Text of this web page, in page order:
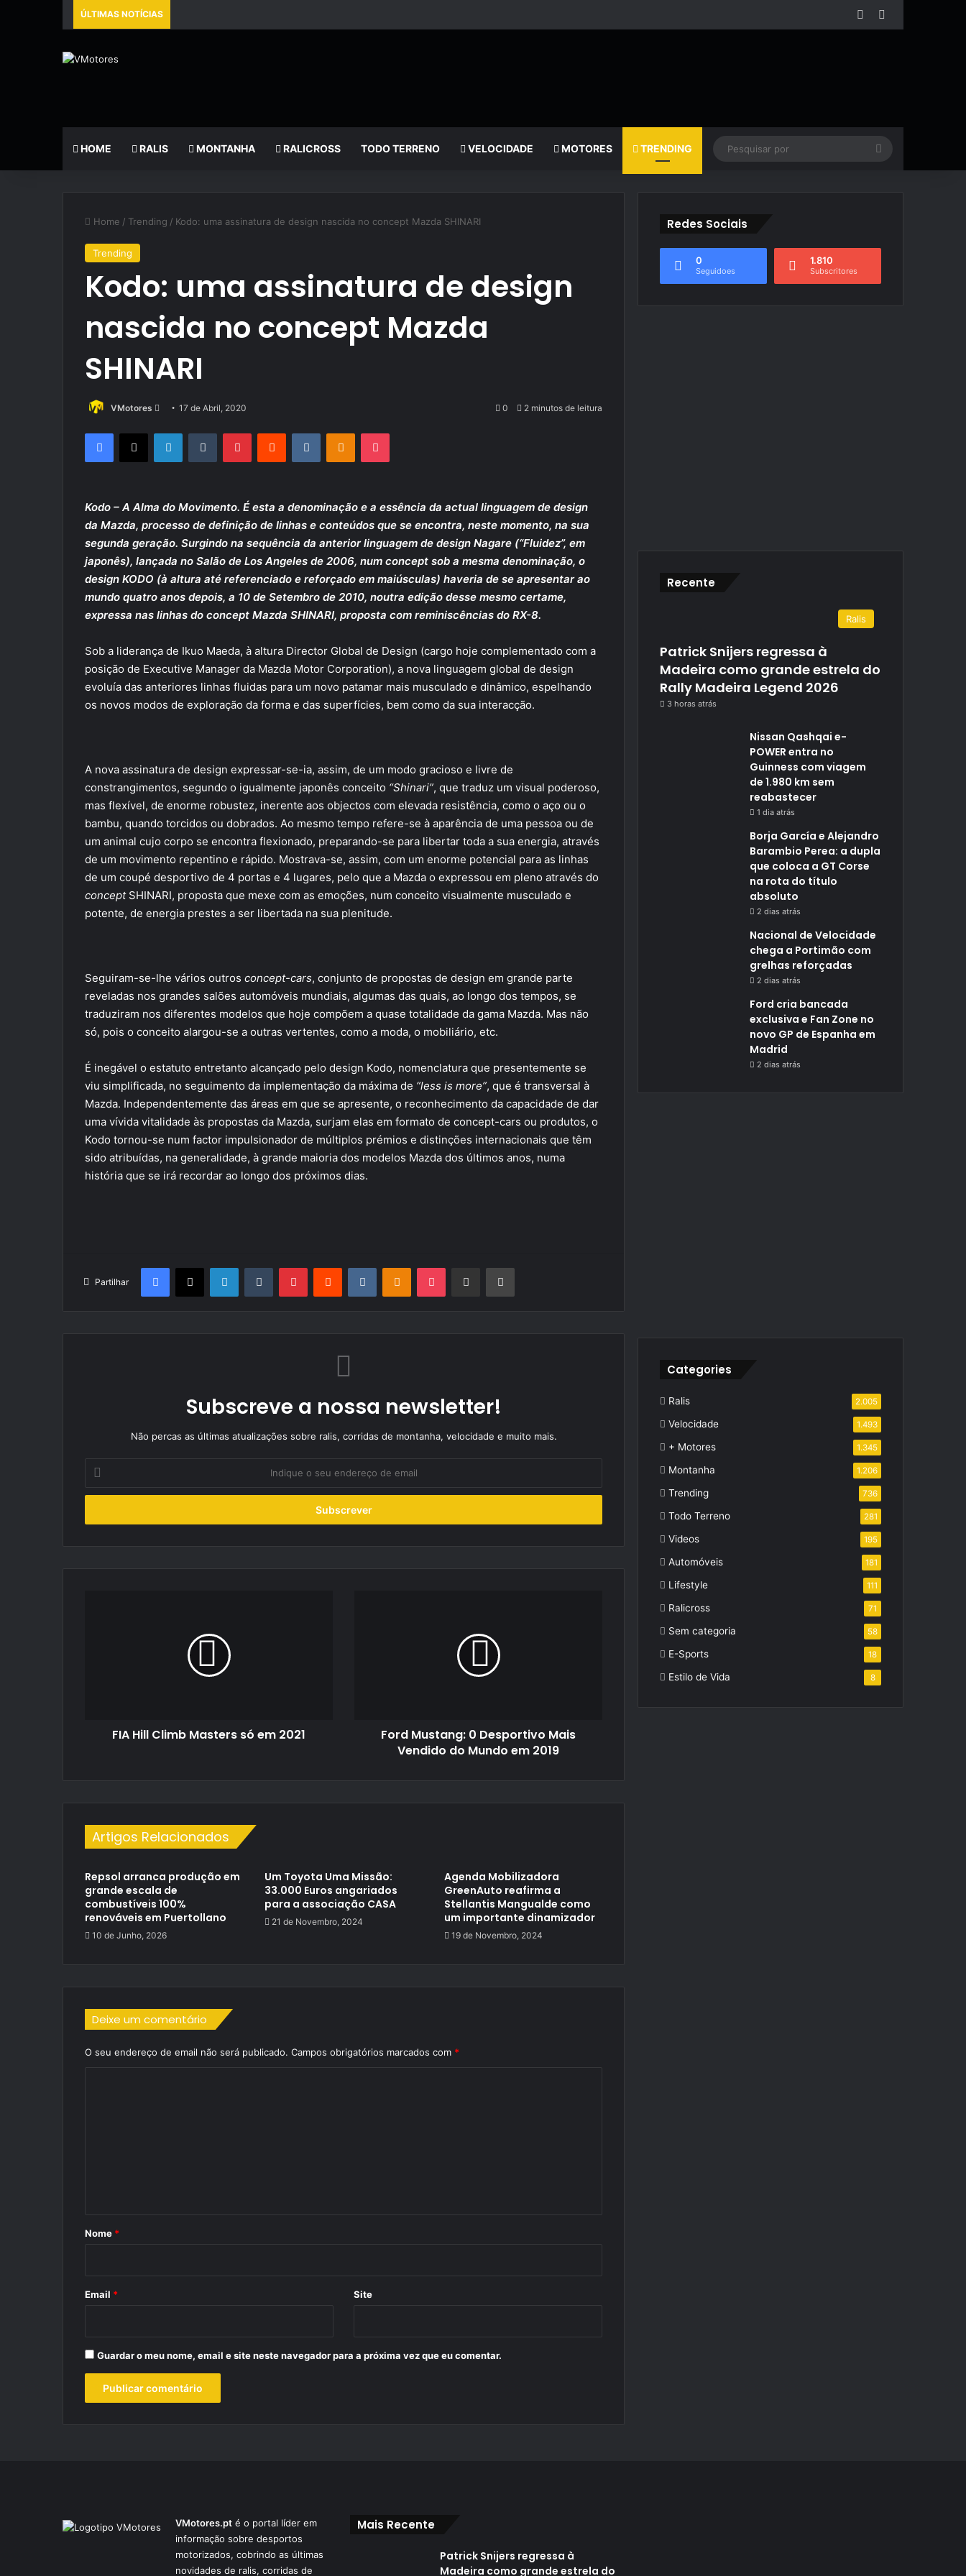
ÚLTIMAS NOTÍCIAS Facebook
HOME RALIS MONTANHA RALICROSS TODO TERRENO VELOCIDADE MOTORES TRENDING
Pesquisar
Home / Trending / Kodo: uma assinatura de design nascida no concept Mazda SHINARI
Trending
Kodo: uma assinatura de design
nascida no concept Mazda
SHINARI
VMotores
Send
email
17 de Abril, 2020 0 2 minutos de leitura
Facebook
X LinkedInTumblr PinterestReddit VKontakteOdnoklassniki
Pocket
Kodo – A Alma do Movimento. É esta a denominação e a essência da actual linguagem de design
da Mazda, processo de definição de linhas e conteúdos que se encontra, neste momento, na sua
segunda geração. Surgindo na sequência da anterior linguagem de design Nagare (“Fluidez”, em
japonês), lançada no Salão de Los Angeles de 2006, num concept sob a mesma denominação, o
design KODO (à altura até referenciado e reforçado em maiúsculas) haveria de se apresentar ao
mundo quatro anos depois, a 10 de Setembro de 2010, noutra edição desse mesmo certame,
expressa nas linhas do concept Mazda SHINARI, proposta com reminiscências do RX-8.
Sob a liderança de Ikuo Maeda, à altura Director Global de Design (cargo hoje complementado com a
posição de Executive Manager da Mazda Motor Corporation), a nova linguagem global de design
evoluía das anteriores linhas fluidas para um novo patamar mais musculado e dinâmico, espelhando
os novos modos de exploração da forma e das superfícies, bem como da sua interacção.
A nova assinatura de design expressar-se-ia, assim, de um modo gracioso e livre de
constrangimentos, segundo o igualmente japonês conceito “Shinari”, que traduz um visual poderoso,
mas flexível, de enorme robustez, inerente aos objectos com elevada resistência, como o aço ou o
bambu, quando torcidos ou dobrados. Ao mesmo tempo refere-se à aparência de uma pessoa ou de
um animal cujo corpo se encontra flexionado, preparando-se para libertar toda a sua energia, através
de um movimento repentino e rápido. Mostrava-se, assim, com um enorme potencial para as linhas
de um coupé desportivo de 4 portas e 4 lugares, pelo que a Mazda o expressou em pleno através do
conceptSHINARI, proposta que mexe com as emoções, num conceito visualmente musculado e
potente, de energia prestes a ser libertada na sua plenitude.
Seguiram-se-lhe vários outros concept-cars, conjunto de propostas de design em grande parte
reveladas nos grandes salões automóveis mundiais, algumas das quais, ao longo dos tempos, se
traduziram nos diferentes modelos que hoje compõem a quase totalidade da gama Mazda. Mas não
só, pois o conceito alargou-se a outras vertentes, como a moda, o mobiliário, etc.
É inegável o estatuto entretanto alcançado pelo design Kodo, nomenclatura que presentemente se
viu simplificada, no seguimento da implementação da máxima de “less is more”, que é transversal à
Mazda. Independentemente das áreas em que se apresente, o reconhecimento da capacidade de dar
uma vívida vitalidade às propostas da Mazda, surjam elas em formato de concept-cars ou produtos, o
Kodo tornou-se num factor impulsionador de múltiplos prémios e distinções internacionais que têm
sido atribuídas, na generalidade, à grande maioria dos modelos Mazda dos últimos anos, numa
história que se irá recordar ao longo dos próximos dias.
Partilhar
Facebook
X LinkedInTumblr PinterestReddit VKontakteOdnoklassniki
Pocket Partilhar Via Email Imprimir
Subscreve a nossa newsletter!
Não percas as últimas atualizações sobre ralis, corridas de montanha, velocidade e muito mais.
Indique
seu
de
FIA Hill Climb Masters só em 2021
Ford Mustang: 0 Desportivo Mais
Vendido do Mundo em 2019
Artigos Relacionados
Repsol arranca produção em
grande escala de
combustíveis 100%
renováveis em Puertollano
10 de Junho, 2026
Um Toyota Uma Missão:
33.000 Euros angariados
para a associação CASA
21 de Novembro, 2024
Agenda Mobilizadora
GreenAuto reafirma a
Stellantis Mangualde como
um importante dinamizador
19 de Novembro, 2024
Deixe um comentário
O seu endereço de email não será publicado. Campos obrigatórios marcados com *
r
*
Nome *
Email * Site
Guardar o meu nome, email e site neste navegador para a próxima vez que eu comentar.
Redes Sociais
0
Seguidoes
1.810
Subscritores
Recente
Ralis
Patrick Snijers regressa à
Madeira como grande estrela do
Rally Madeira Legend 2026
3 horas atrás
Nissan Qashqai e-
POWER entra no
Guinness com viagem
de 1.980 km sem
reabastecer
1 dia atrás
Borja García e Alejandro
Barambio Perea: a dupla
que coloca a GT Corse
na rota do título
absoluto
2 dias atrás
Nacional de Velocidade
chega a Portimão com
grelhas reforçadas
2 dias atrás
Ford cria bancada
exclusiva e Fan Zone no
novo GP de Espanha em
Madrid
2 dias atrás
Categories
Ralis 2.005
Velocidade 1.493
+ Motores 1.345
Montanha 1.206
Trending 736
Todo Terreno 281
Videos 195
Automóveis 181
Lifestyle 111
Ralicross 71
Sem categoria 58
E-Sports 18
Estilo de Vida 8
VMotores.pt é o portal líder em
informação sobre desportos
motorizados, cobrindo as últimas
novidades de ralis, corridas de
Mais Recente
Patrick Snijers regressa à
Madeira como grande estrela do